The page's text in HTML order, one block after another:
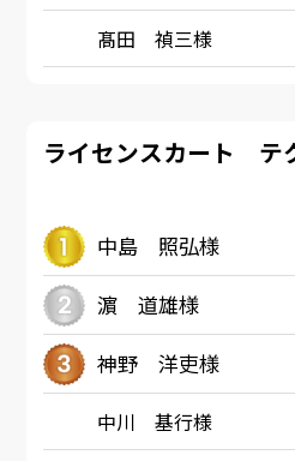
髙田 禎三様
ライセンスカート テ
中島 照弘様
濵 道雄様
神野 洋吏様
中川 基行様